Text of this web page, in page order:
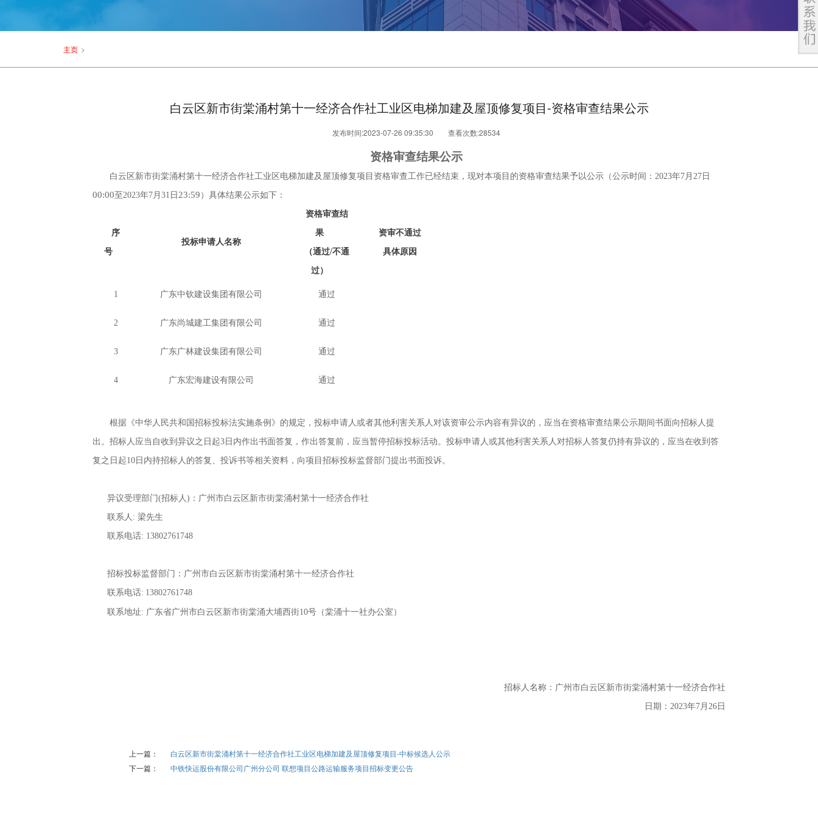
主页 >
白云区新市街棠涌村第十一经济合作社工业区电梯加建及屋顶修复项目-资格审查结果公示
发布时间:2023-07-26 09:35:30 查看次数:28534
资格审查结果公示
白云区新市街棠涌村第十一经济合作社工业区电梯加建及屋顶修复项目资格审查工作已经结束， 现对本项目的资格审查结果予以公示（公示时间： 2023年7月 27 日
00:00至2023年7月 31 日 23:59 ） 具体结果公示如下：
序
号
投标申请人名称
资格审查结
果
（通过/不通
过）
资审不通过
具体原因
1 广东中钦建设集团有限公司 通过
2 广东尚城建工集团有限公司 通过
3 广东广林建设集团有限公司 通过
4 广东宏海建设有限公司 通过
根据《中华人民共和国招标投标法实施条例》的规定，投标申请人或者其他利害关系人对该资审公示内容有异议的，应当在资格审查结果公示期间书面向招标人提
出。招标人应当自收到异议之日起3日内作出书面答复，作出答复前，应当暂停招标投标活动。投标申请人或其他利害关系人对招标人答复仍持有异议的，应当在收到答
复之日起10日内持招标人的答复、投诉书等相关资料，向项目招标投标监督部门提出书面投诉。
异议受理部门(招标人)： 广州市白云区新市街棠涌村第十一经济合作社
联系人 : 梁先生
联系电话: 13802761748
招标投标监督部门： 广州市白云区新市街棠涌村第十一经济合作社
联系电话: 13802761748
联系地址: 广东省广州市白云区新市街棠涌大埔西街10号（棠涌十一社办公室）
招标人名称： 广州市白云区新市街棠涌村第十一经济合作社
日期： 2023年7月26日
上一篇：
白云区新市街棠涌村第十一经济合作社工业区电梯加建及屋顶修复项目-中标候选人公示
下一篇：
中铁快运股份有限公司广州分公司 联想项目公路运输服务项目招标变更公告